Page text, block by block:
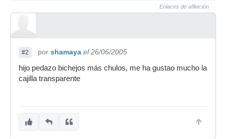
Enlaces de afiliación
#2 por shamaya el 26/06/2005
hijo pedazo bichejos más chulos, me ha gustao mucho la
cajilla transparente